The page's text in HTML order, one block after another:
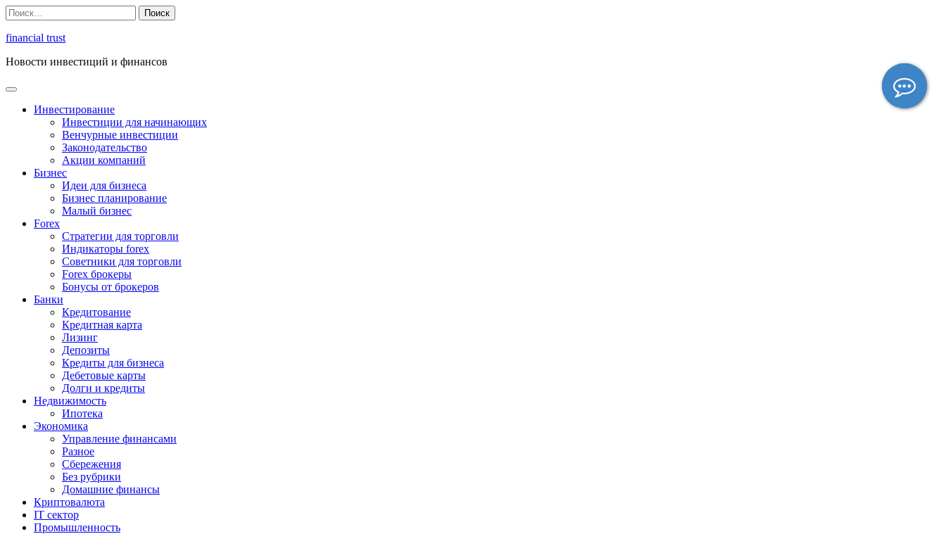
Перейти
к
содержимому
Найти:
financial trust
Новости инвестиций и финансов
Инвестирование
Инвестиции для начинающих
Венчурные инвестиции
Законодательство
Акции компаний
Бизнес
Идеи для бизнеса
Бизнес планирование
Малый бизнес
Forex
Стратегии для торговли
Индикаторы forex
Советники для торговли
Forex брокеры
Бонусы от брокеров
Банки
Кредитование
Кредитная карта
Лизинг
Депозиты
Кредиты для бизнеса
Дебетовые карты
Долги и кредиты
Недвижимость
Ипотека
Экономика
Управление финансами
Разное
Сбережения
Без рубрики
Домашние финансы
Криптовалюта
IT сектор
Промышленность